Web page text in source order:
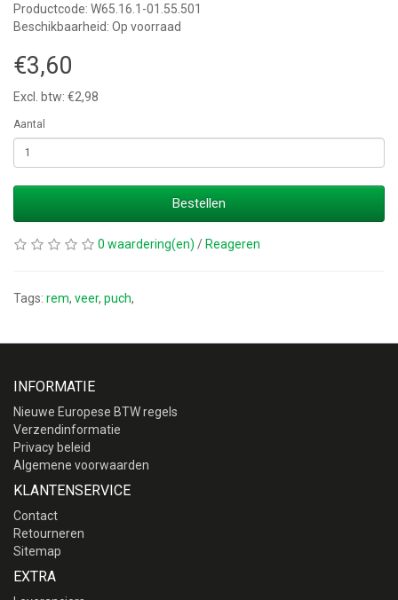
Productcode: W65.16.1-01.55.501
Beschikbaarheid: Op voorraad
€3,60
Excl. btw: €2,98
Aantal
Bestellen
0 waardering(en) / Reageren
Tags: rem, veer, puch,
INFORMATIE
Nieuwe Europese BTW regels
Verzendinformatie
Privacy beleid
Algemene voorwaarden
KLANTENSERVICE
Contact
Retourneren
Sitemap
EXTRA